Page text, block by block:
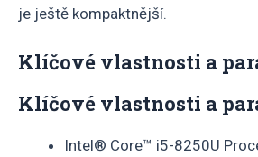
je ještě kompaktnější.
Klíčové vlastnosti a
Klíčové vlastnosti a
Intel® Core™ i5-8250U